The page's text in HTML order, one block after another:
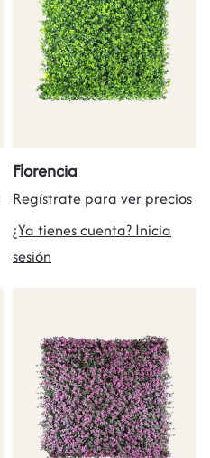
Florencia
Regístrate para ver precios
¿Ya tienes cuenta? Inicia
sesión